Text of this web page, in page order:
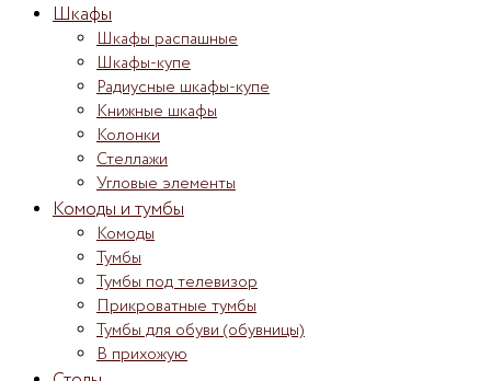
Шкафы
Шкафы распашные
Шкафы-купе
Радиусные шкафы-купе
Книжные шкафы
Колонки
Стеллажи
Угловые элементы
Комоды и тумбы
Комоды
Тумбы
Тумбы под телевизор
Прикроватные тумбы
Тумбы для обуви (обувницы)
В прихожую